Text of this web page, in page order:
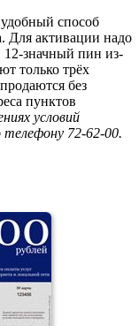
способ
Для активации надо
значный пин из-
только трёх
без
пунктов
условий
72-62-00.